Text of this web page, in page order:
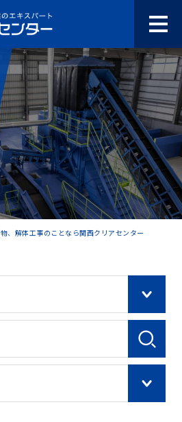
、解体工事のことなら関西クリアセンター